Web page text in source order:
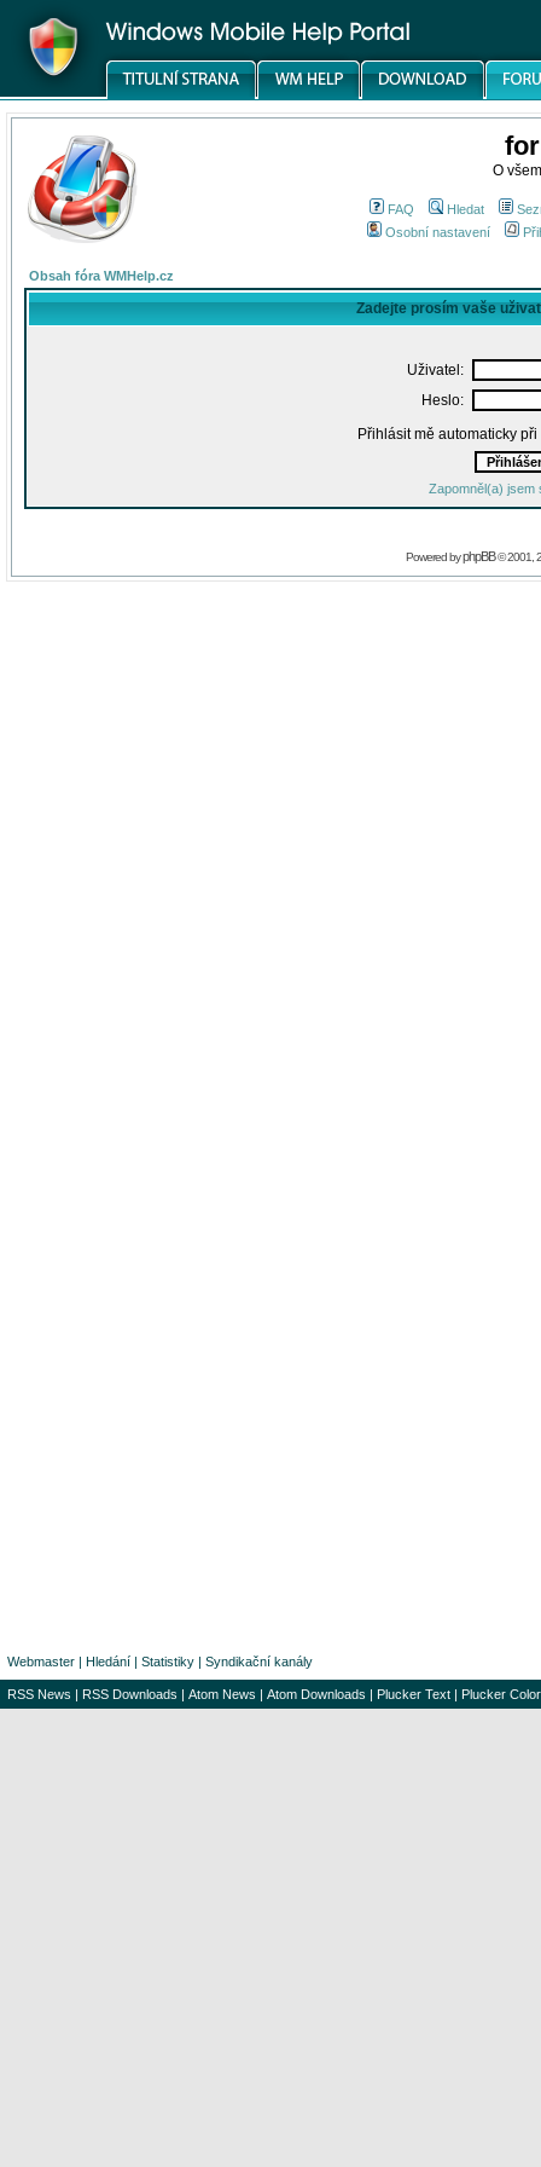
O
FAQ Hledat
Osobní nastavení
Obsah fóra WMHelp.cz
Zadejte prosím vaše
Uživatel:
Heslo:
Přihlásit mě automaticky
Zapomněl(a) jsem
Powered byphpBB© 2001,
Webmaster | Hledání | Statistiky | Syndikační kanály
RSS News | RSS Downloads | Atom News | Atom Downloads | Plucker Text | Plucker Color